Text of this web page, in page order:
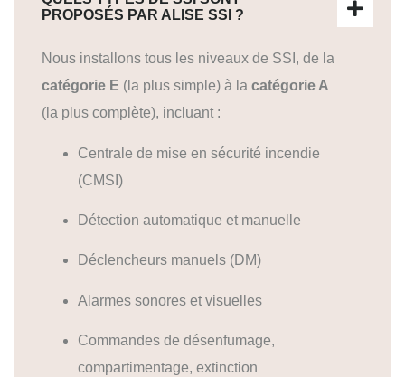
PROPOSÉS PAR ALISE SSI ?
Nous installons tous les niveaux de SSI, de la
catégorie E (la plus simple) à la catégorie A
(la plus complète), incluant :
Centrale de mise en sécurité incendie
(CMSI)
Détection automatique et manuelle
Déclencheurs manuels (DM)
Alarmes sonores et visuelles
Commandes de désenfumage,
compartimentage, extinction